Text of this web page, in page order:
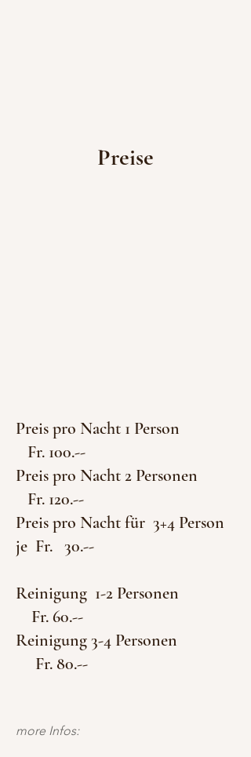
Preise
Preis pro Nacht 1 Person
Fr. 100.--
Preis pro Nacht 2 Personen
Fr. 120.--
Preis pro Nacht für 3+4 Person
je Fr. 30.--
Reinigung 1-2 Personen
Fr. 60.--
Reinigung 3-4 Personen
Fr. 80.--
more Infos: